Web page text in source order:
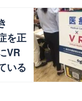
を正
VR
いる